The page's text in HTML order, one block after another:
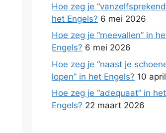
Hoe zeg je
het Engels? 6 mei 2026
Hoe zeg je “meevallen” in
Engels? 6 mei 2026
Hoe zeg je “naast je
lopen” in het Engels? 10
Hoe zeg je “adequaat” in het
Engels? 22 maart 2026